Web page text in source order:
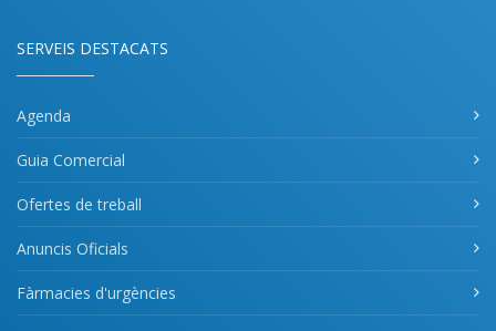
SERVEIS DESTACATS
Agenda
Guia Comercial
Ofertes de treball
Anuncis Oficials
Fàrmacies d'urgències